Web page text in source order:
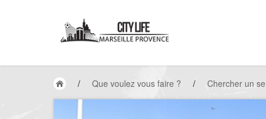
/ Que voulez vous faire ? / Chercher un